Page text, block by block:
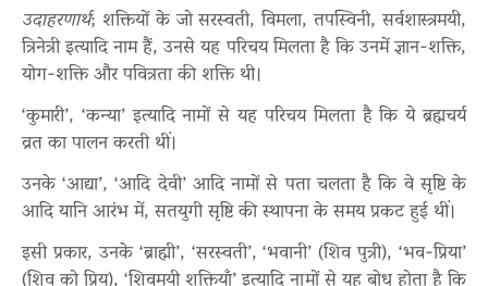
उदाहरणार्थ; शक्तियों के जो सरस्वती, विमला, तपस्विनी, सर्वशास्त्रमयी,
त्रिनेत्री इत्यादि नाम हैं, उनसे यह परिचय मिलता है कि उनमें ज्ञान-शक्ति,
योग-शक्ति और पवित्रता की शक्ति थी।
‘कुमारी’, ‘कन्या’ इत्यादि नामों से यह परिचय मिलता है कि ये ब्रह्मचर्य
व्रत का पालन करती थीं।
उनके ‘आद्या’, ‘आदि देवी’ आदि नामों से पता चलता है कि वे सृष्टि के
आदि यानि आरंभ में, सतयुगी सृष्टि की स्थापना के समय प्रकट हुई थीं।
इसी प्रकार, उनके ‘ब्राह्मी’, ‘सरस्वती’, ‘भवानी’ (शिव पुत्री), ‘भव-प्रिया’